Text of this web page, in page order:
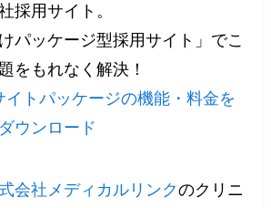
採用サイト。
パッケージ型採用サイト」でこ
をもれなく解決！
イトパッケージの機能・料金を
ウンロード
会社メディカルリンクのクリニ